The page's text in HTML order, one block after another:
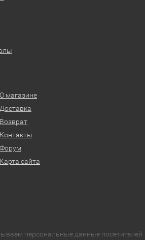
О магазине
Доставка
Возврат
Контакты
Форум
Карта сайта
персональные данные посетителей